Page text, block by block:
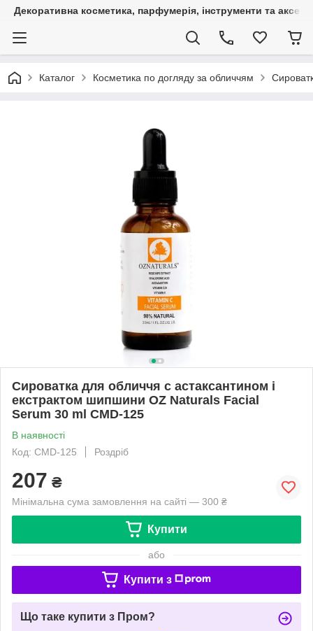
Декоративна косметика, парфумерія, інструменти та
Каталог Косметика по догляду за обличчям
Сироватка для обличчя c астаксантином і
екстрактом шипшини OZ Naturals Facial
Serum 30 ml CMD-125
В наявності
Код: CMD-125
Роздріб
207 ₴
Мінімальна сума замовлення на сайті — 300 ₴
Купити
або
Купити з
Що таке купити з Пром?